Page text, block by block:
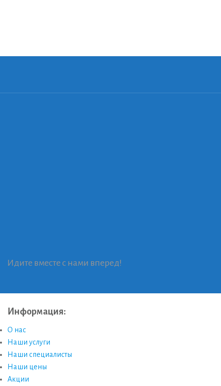
Идите вместе с нами вперед!
Информация:
О нас
Наши услуги
Наши специалисты
Наши цены
Акции